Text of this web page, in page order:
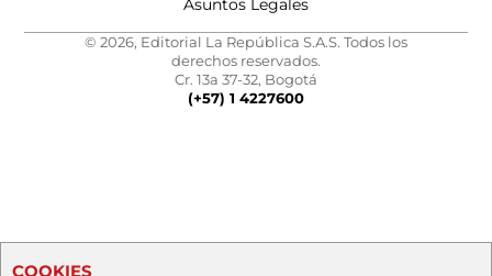
Asuntos Legales
© 2026, Editorial La República S.A.S. Todos los
derechos reservados.
Cr. 13a 37-32, Bogotá
(+57) 1 4227600
COOKIES